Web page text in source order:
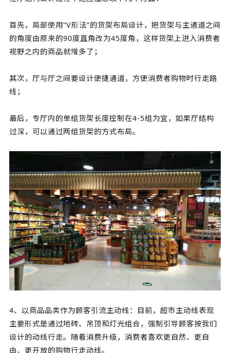
首先，局部使用“V形法”的货架布局设计，把货架与主通道之间
的角度由原来的90度直角改为45度角，这样货架上进入消费者
视野之内的商品就增多了；
其次，厅与厅之间要设计便捷通道，方便消费者购物时行走路
线；
最后，专厅内的单组货架长度控制在4-5组为宜，如果厅结构
过深，可以通过两组货架的方式布局。
4、以商品品类作为顾客引流主动线：目前，超市主动线表现
主要形式是通过地砖、吊顶和灯光组合，强制引导顾客按我们
设计的动线行走。随着消费升级，消费者喜欢更自然、更自
由、更开放的购物行走动线。